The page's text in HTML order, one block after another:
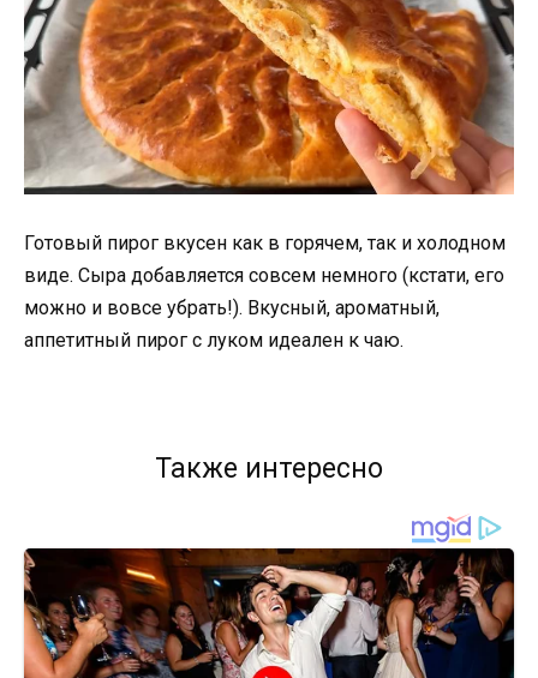
Готовый пирог вкусен как в горячем, так и холодном
виде. Сыра добавляется совсем немного (кстати, его
можно и вовсе убрать!). Вкусный, ароматный,
аппетитный пирог с луком идеален к чаю.
Также интересно